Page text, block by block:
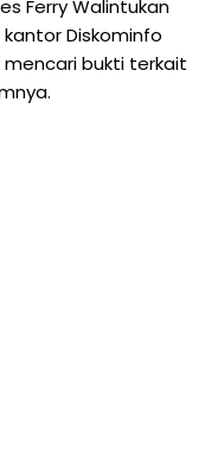
Ferry Walintukan
Diskominfo
bukti terkait